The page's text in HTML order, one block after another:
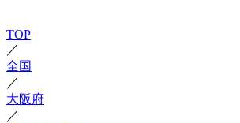
TOP
／
全国
／
大阪府
／